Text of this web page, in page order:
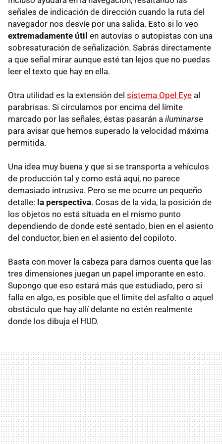
señales de indicación de dirección cuando la ruta del
navegador nos desvíe por una salida. Esto si lo veo
extremadamente útil en autovías o autopistas con una
sobresaturación de señalización. Sabrás directamente
a que señal mirar aunque esté tan lejos que no puedas
leer el texto que hay en ella.
Otra utilidad es la extensión del sistema Opel Eye al
parabrisas. Si circulamos por encima del límite
marcado por las señales, éstas pasarán a iluminarse
para avisar que hemos superado la velocidad máxima
permitida.
Una idea muy buena y que si se transporta a vehículos
de producción tal y como está aquí, no parece
demasiado intrusiva. Pero se me ocurre un pequeño
detalle: la perspectiva. Cosas de la vida, la posición de
los objetos no está situada en el mismo punto
dependiendo de donde esté sentado, bien en el asiento
del conductor, bien en el asiento del copiloto.
Basta con mover la cabeza para darnos cuenta que las
tres dimensiones juegan un papel imporante en esto.
Supongo que eso estará más que estudiado, pero si
falla en algo, es posible que el límite del asfalto o aquel
obstáculo que hay allí delante no estén realmente
donde los dibuja el HUD.